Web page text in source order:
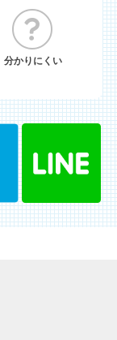
分かりにくい